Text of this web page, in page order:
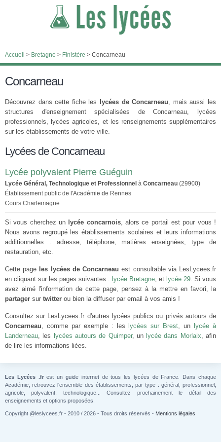
Accueil > Bretagne > Finistère > Concarneau
Concarneau
Découvrez dans cette fiche les lycées de Concarneau, mais aussi les
structures d'enseignement spécialisées de Concarneau, lycées
professionnels, lycées agricoles, et les renseignements supplémentaires
sur les établissements de votre ville.
Lycées de Concarneau
Lycée polyvalent Pierre Guéguin
Lycée Général, Technologique et Professionnel à Concarneau (29900)
Établissement public de l'Académie de Rennes
Cours Charlemagne
Si vous cherchez un lycée concarnois, alors ce portail est pour vous !
Nous avons regroupé les établissements scolaires et leurs informations
additionnelles : adresse, téléphone, matières enseignées, type de
restauration, etc.
Cette page les lycées de Concarneau est consultable via LesLycees.fr
en cliquant sur les pages suivantes : lycée Bretagne, et lycée 29. Si vous
avez aimé l'information de cette page, pensez à la mettre en favori, la
partager sur twitter ou bien la diffuser par email à vos amis !
Consultez sur LesLycees.fr d'autres lycées publics ou privés autours de
Concarneau, comme par exemple : les lycées sur Brest, un
lycée à
Landerneau, les lycées autours de Quimper, un lycée dans Morlaix, afin
de lire les informations liées.
Les Lycées .frest un guide internet de tous les lycées de France. Dans chaque
Académie, retrouvez l'ensemble des établissements, par type : général, professionnel,
agricole, polyvalent, technologique... Consultez prochainement le détail des
enseignements et options proposées.
Copyright @leslycees.fr - 2010 / 2026 - Tous droits réservés - Mentions légales